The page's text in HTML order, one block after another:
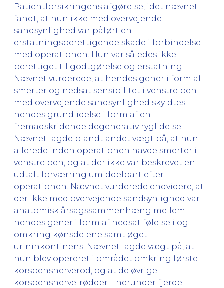
Patientforsikringens afgørelse, idet nævnet
fandt, at hun ikke med overvejende
sandsynlighed var påført en
erstatningsberettigende skade i forbindelse
med operationen. Hun var således ikke
berettiget til godtgørelse og erstatning.
Nævnet vurderede, at hendes gener i form af
smerter og nedsat sensibilitet i venstre ben
med overvejende sandsynlighed skyldtes
hendes grundlidelse i form af en
fremadskridende degenerativ ryglidelse.
Nævnet lagde blandt andet vægt på, at hun
allerede inden operationen havde smerter i
venstre ben, og at der ikke var beskrevet en
udtalt forværring umiddelbart efter
operationen. Nævnet vurderede endvidere, at
der ikke med overvejende sandsynlighed var
anatomisk årsagssammenhæng mellem
hendes gener i form af nedsat følelse i og
omkring kønsdelene samt øget
urininkontinens. Nævnet lagde vægt på, at
hun blev opereret i området omkring første
korsbensnerverod, og at de øvrige
korsbensnerve-rødder – herunder fjerde